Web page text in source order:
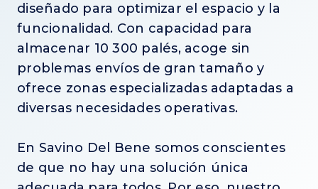
diseñado para optimizar el espacio y la
funcionalidad. Con capacidad para
almacenar 10 300 palés, acoge sin
problemas envíos de gran tamaño y
ofrece zonas especializadas adaptadas a
diversas necesidades operativas.
En Savino Del Bene somos conscientes
de que no hay una solución única